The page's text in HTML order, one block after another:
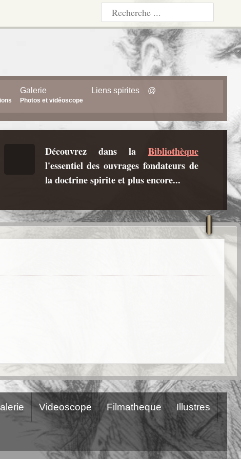
Galerie
Photos et vidéoscope
Liens spirites @
Découvrez dans la Bibliothèque
l'essentiel des ouvrages fondateurs de
la doctrine spirite et plus encore...
Videoscope Filmatheque Illustres